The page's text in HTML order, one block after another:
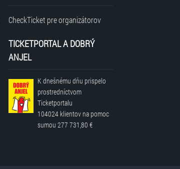
CheckTicket pre organizátorov
TICKETPORTAL A DOBRÝ
ANJEL
K dnešnému dňu prispelo
prostredníctvom
Ticketportalu
104024 klientov na pomoc
sumou277 731,80 €